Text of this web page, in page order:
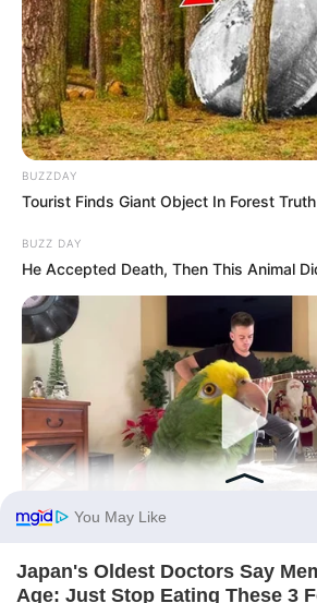
BUZZDAY
Tourist Finds Giant Object In Forest
BUZZ DAY
He Accepted Death, Then This Animal
Watch This Parrot Belt Out A Pitch-